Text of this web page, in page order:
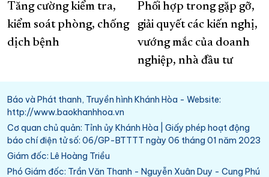
Tăng cường kiểm tra,
kiểm soát phòng, chống
dịch bệnh
Phối hợp trong gặp gỡ,
giải quyết các kiến nghị,
vướng mắc của doanh
nghiệp, nhà đầu tư
Báo và Phát thanh, Truyền hình Khánh Hòa - Website:
http://www.baokhanhhoa.vn
Cơ quan chủ quản: Tỉnh ủy Khánh Hòa | Giấy phép hoạt động
báo chí điện tử số: 06/GP-BTTTT ngày 06 tháng 01 năm 2023
Giám đốc: Lê Hoàng Triều
Phó Giám đốc: Trần Văn Thanh - Nguyễn Xuân Duy - Cung Phú